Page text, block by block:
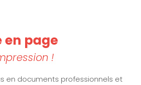
en page
!
en documents professionnels et